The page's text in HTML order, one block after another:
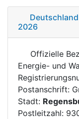
2026
Offizielle
Energie- und
Postanschrift:
Stadt:
Postleitzahl: